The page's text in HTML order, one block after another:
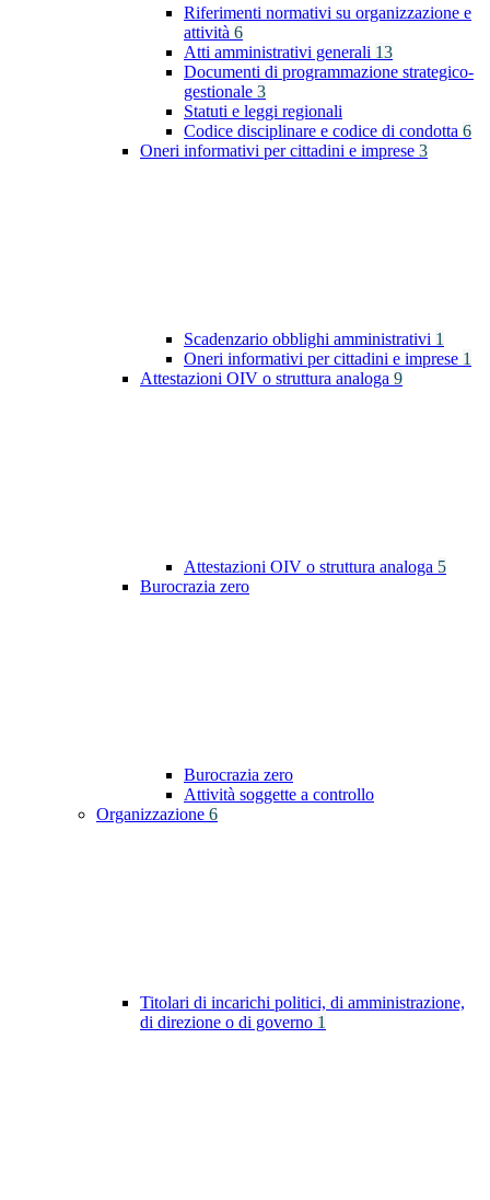
Riferimenti normativi su organizzazione e
attività 6
Atti amministrativi generali 13
Documenti di programmazione strategico-
gestionale 3
Statuti e leggi regionali
Codice disciplinare e codice di condotta 6
Oneri informativi per cittadini e imprese 3
Scadenzario obblighi amministrativi 1
Oneri informativi per cittadini e imprese 1
Attestazioni OIV o struttura analoga 9
Attestazioni OIV o struttura analoga 5
Burocrazia zero
Burocrazia zero
Attività soggette a controllo
Organizzazione 6
Titolari di incarichi politici, di amministrazione,
di direzione o di governo 1